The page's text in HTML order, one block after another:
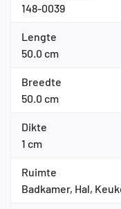
148-0039
Lengte
50.0 cm
Breedte
50.0 cm
Dikte
1 cm
Ruimte
Badkamer, Hal,